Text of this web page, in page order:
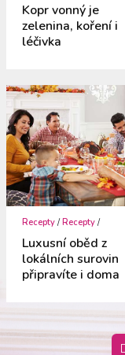
Kopr vonný je
zelenina, koření i
léčivka
Recepty /Recepty /
Luxusní oběd z
lokálních surovin
připravíte i doma